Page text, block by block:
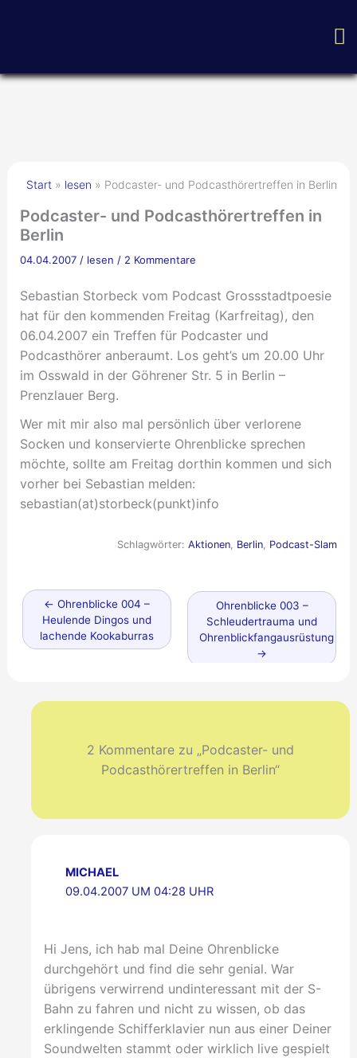
Start lesen Podcaster- und Podcasthörertreffen in Berlin
Podcaster- und Podcasthörertreffen in
Berlin
04.04.2007 / lesen / 2 Kommentare
Sebastian Storbeck vom Podcast Grossstadtpoesie
hat für den kommenden Freitag (Karfreitag), den
06.04.2007 ein Treffen für Podcaster und
Podcasthörer anberaumt. Los geht’s um 20.00 Uhr
im Osswald in der Göhrener Str. 5 in Berlin –
Prenzlauer Berg.
Wer mit mir also mal persönlich über verlorene
Socken und konservierte Ohrenblicke sprechen
möchte, sollte am Freitag dorthin kommen und sich
vorher bei Sebastian melden:
sebastian(at)storbeck(punkt)info
Schlagwörter:Aktionen Berlin Podcast-Slam
Älterer
Beitrag
Ohrenblicke 003 –
Schleudertrauma und
Ohrenblickfangausrüstung
→
← Neuerer
Beitrag
Ohrenblicke 004 –
Heulende Dingos und
lachende Kookaburras
2 Kommentare zu „Podcaster- und
Podcasthörertreffen in Berlin“
MICHAEL
09.04.2007 UM 04:28 UHR
Hi Jens, ich hab mal Deine Ohrenblicke
durchgehört und find die sehr genial. War
übrigens verwirrend undinteressant mit der S-
Bahn zu fahren und nicht zu wissen, ob das
erklingende Schifferklavier nun aus einer Deiner
Soundwelten stammt oder wirklich live gespielt